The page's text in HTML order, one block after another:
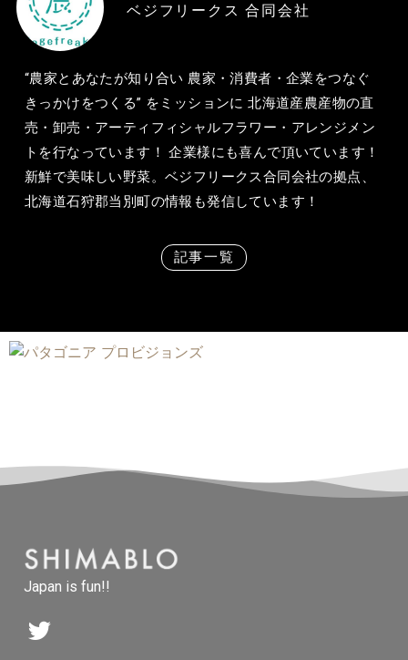
ベジフリークス 合同会社
“農家とあなたが知り合い 農家・消費者・企業をつなぐ
きっかけをつくる” をミッションに 北海道産農産物の直
売・卸売・アーティフィシャルフラワー・アレンジメン
トを行なっています！ 企業様にも喜んで頂いています！
新鮮で美味しい野菜。ベジフリークス合同会社の拠点、
北海道石狩郡当別町の情報も発信しています！
記事一覧
Japan is fun!!